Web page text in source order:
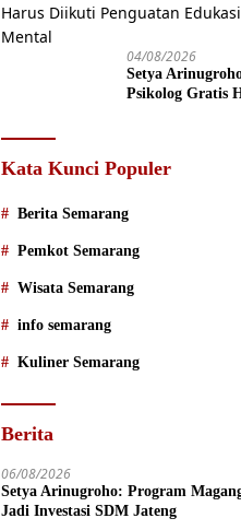
04/08/2026
Setya
Psikolog Gratis
Kata Kunci Populer
Berita Semarang
Pemkot Semarang
Wisata Semarang
info semarang
Kuliner Semarang
Berita
06/08/2026
Setya Arinugroho: Program
Jadi Investasi SDM Jateng